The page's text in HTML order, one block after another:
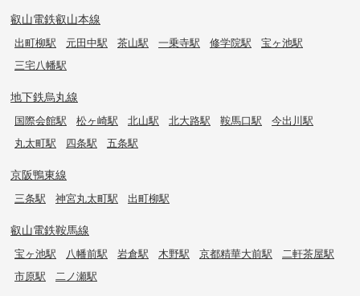
叡山電鉄叡山本線
出町柳駅 元田中駅 茶山駅 一乗寺駅 修学院駅
宝ヶ池駅
三宅八幡駅
地下鉄烏丸線
国際会館駅 松ヶ崎駅 北山駅 北大路駅 鞍馬口駅
今出川駅
丸太町駅
四条駅 五条駅
京阪鴨東線
三条駅 神宮丸太町駅 出町柳駅
叡山電鉄鞍馬線
宝ヶ池駅 八幡前駅 岩倉駅 木野駅 京都精華大前駅
二軒茶屋駅
市原駅
二ノ瀬駅